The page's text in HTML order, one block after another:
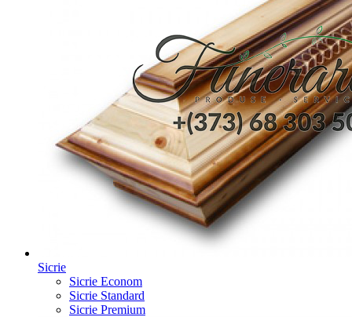
Sicrie
Sicrie Econom
Sicrie Standard
Sicrie Premium